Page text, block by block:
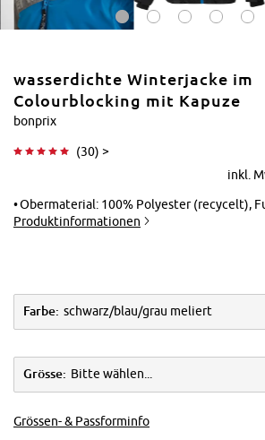
wasserdichte Winterjacke im
Colourblocking mit Kapuze
bonprix
(30) >
inkl.
Obermaterial: 100% Polyester (recycelt), Futter: 100% Polyester,
Produktinformationen
Farbe: schwarz/blau/grau meliert
Grösse: Bitte wählen...
Grössen- & Passforminfo